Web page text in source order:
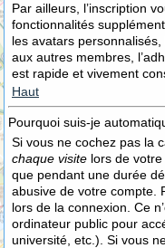
Par ailleurs, l’inscription
fonctionnalités
les avatars personnalisés,
aux autres membres,
est rapide et vivement
Haut
Pourquoi suis-je
Si vous ne cochez pas la
chaque visite lors de
que pendant une durée
abusive de votre compte.
lors de la connexion. Ce
ordinateur public pour
université, etc.). Si vous